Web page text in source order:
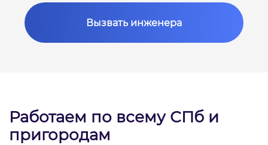
Вызвать инженера
Работаем по всему СПб и
пригородам